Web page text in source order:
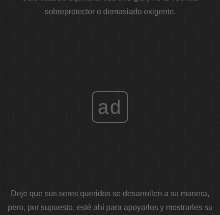
sobreprotector o demasiado exigente.
ad
Deje que sus seres queridos se desarrollen a su manera,
pero, por supuesto, esté ahí para apoyarlos y mostrarles su